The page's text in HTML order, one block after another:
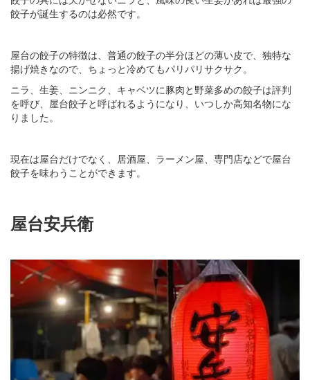
餃子が誕生するのは必然です。
屋台の餃子の特徴は、普通の餃子の半分ほどの薄い皮で、独特な
揚げ焼きなので、ちょっと冷めてもパリパリサクサク。
ニラ、生姜、ニンニク、キャベツに豚肉と野菜多めの餃子は評判
を呼び、屋台餃子と呼ばれるようになり、いつしか高知名物にな
りました。
現在は屋台だけでなく、居酒屋、ラーメン屋、専門店などで屋台
餃子を味わうことができます。
屋台安兵衛